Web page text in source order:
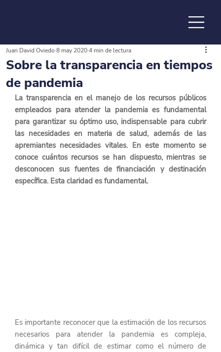
de la
Sobre la transparencia en tiempos
de pandemia
Juan David Oviedo 8 may 20204 min de lectura
La transparencia en el manejo de los recursos públicos
empleados para atender la pandemia es fundamental
para garantizar su óptimo uso, indispensable para cubrir
las necesidades en materia de salud, además de las
apremiantes necesidades vitales. En este momento se
conoce cuántos recursos se han dispuesto, mientras se
desconocen sus fuentes de financiación y destinación
específica. Esta claridad es fundamental.
Es importante reconocer que la estimación de los recursos
necesarios para atender la pandemia es compleja,
dinámica y tan difícil de estimar como el número de